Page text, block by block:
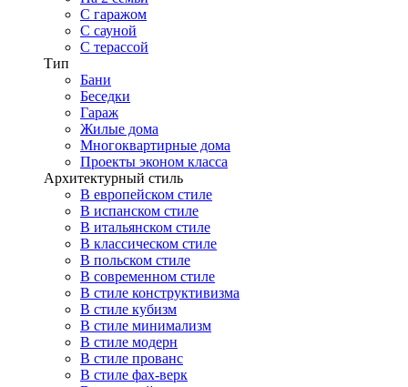
С гаражом
С сауной
С терассой
Тип
Бани
Беседки
Гараж
Жилые дома
Многоквартирные дома
Проекты эконом класса
Архитектурный стиль
В европейском стиле
В испанском стиле
В итальянском стиле
В классическом стиле
В польском стиле
В современном стиле
В стиле конструктивизма
В стиле кубизм
В стиле минимализм
В стиле модерн
В стиле прованс
В стиле фах-верк